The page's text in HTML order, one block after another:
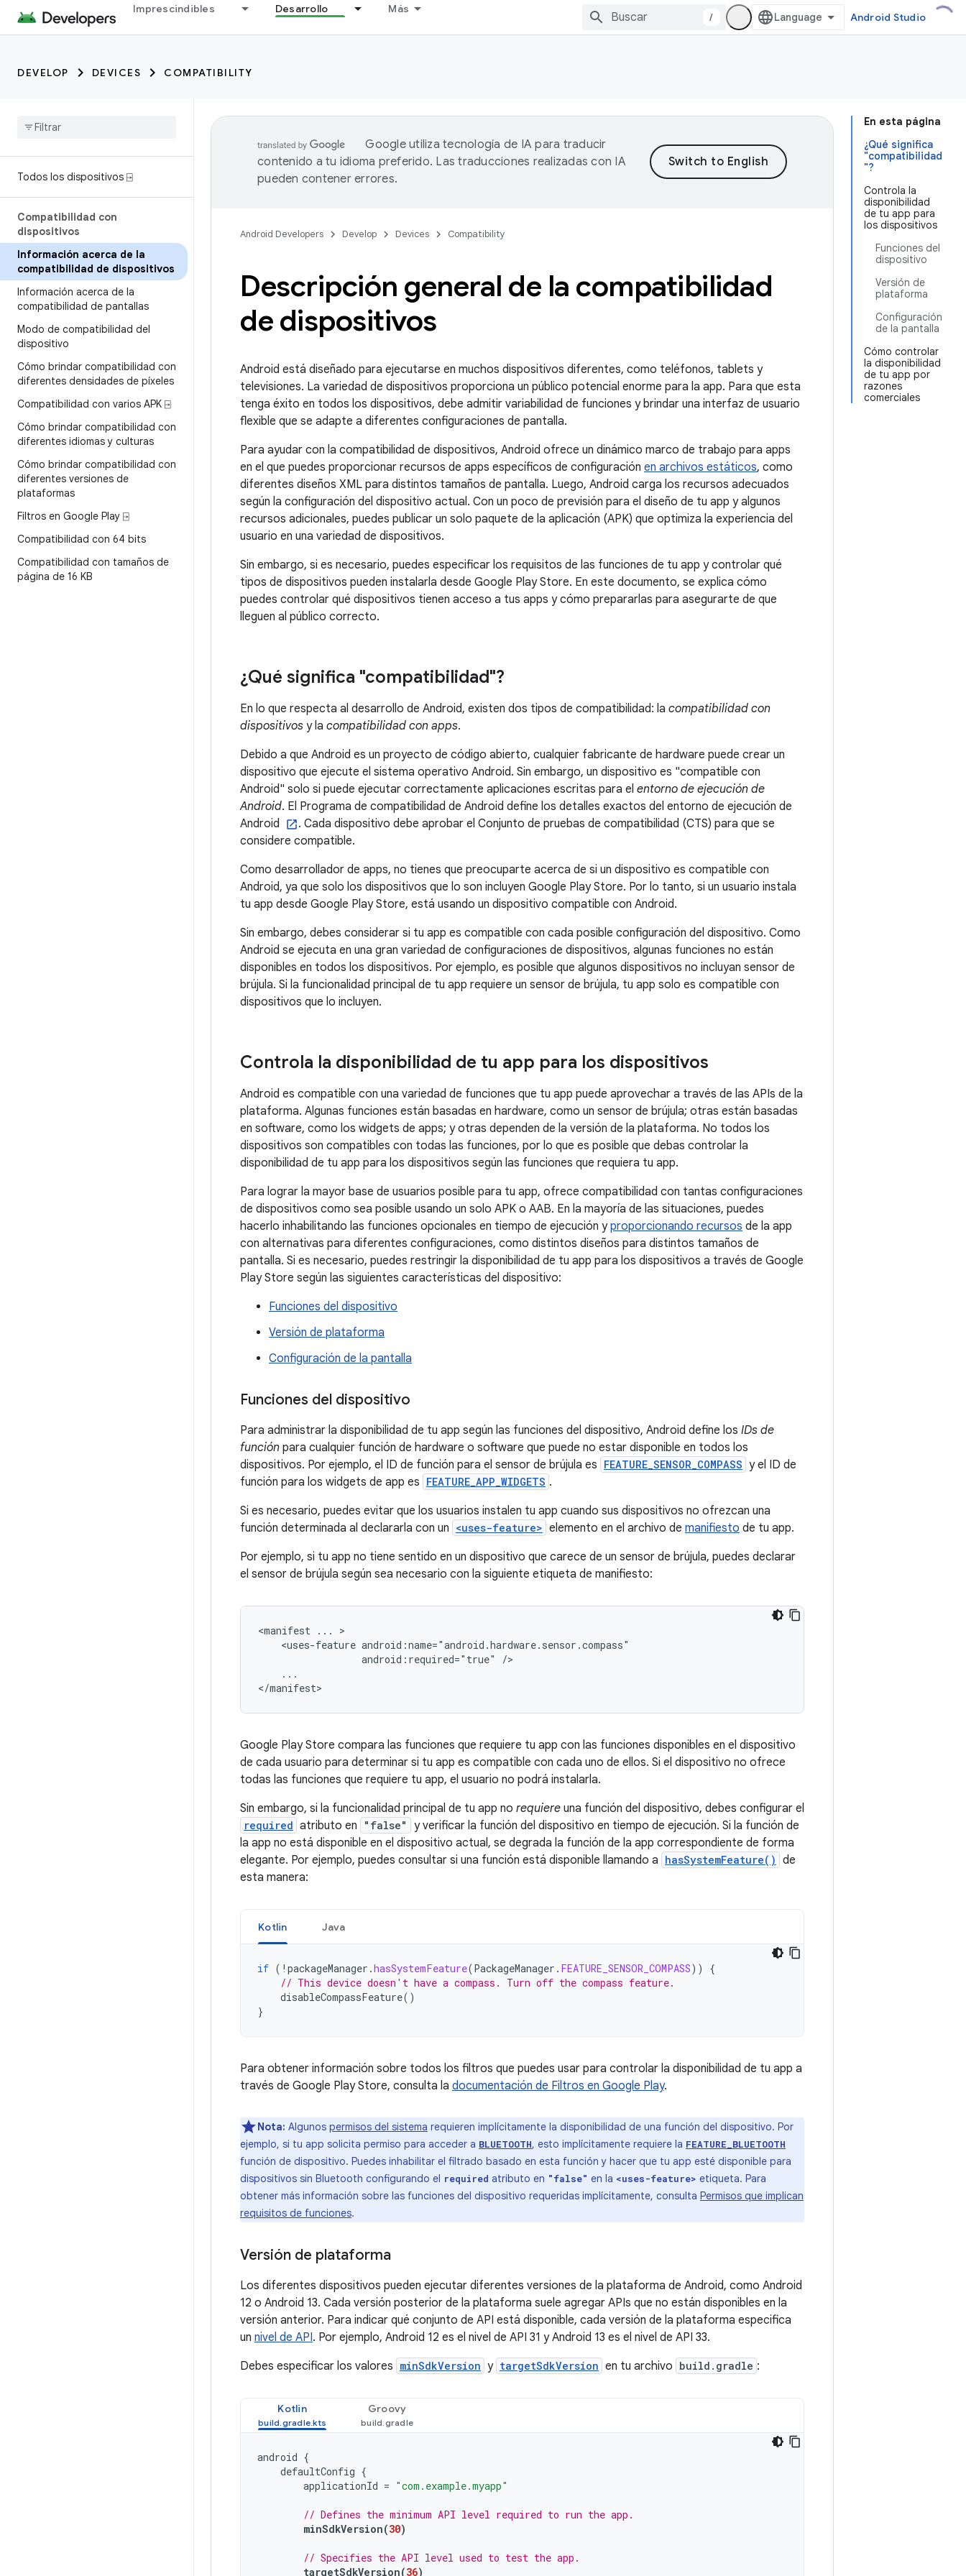
Imprescindibles Desarrollo Más
/ Android Studio
DEVELOP DEVICES COMPATIBILITY
Todos los dispositivos ⍈
Compatibilidad con
dispositivos
Información acerca de la
compatibilidad de dispositivos
Información acerca de la
compatibilidad de pantallas
Modo de compatibilidad del
dispositivo
Cómo brindar compatibilidad con
diferentes densidades de píxeles
Compatibilidad con varios APK ⍈
Cómo brindar compatibilidad con
diferentes idiomas y culturas
Cómo brindar compatibilidad con
diferentes versiones de
plataformas
Filtros en Google Play ⍈
Compatibilidad con 64 bits
Compatibilidad con tamaños de
página de 16 KB
En esta página
¿Qué significa
"compatibilidad
"?
Controla la
disponibilidad
de tu app para
los dispositivos
Funciones del
dispositivo
Versión de
plataforma
Configuración
de la pantalla
Cómo controlar
la disponibilidad
de tu app por
razones
comerciales
Google utiliza tecnología de IA para traducir
contenido a tu idioma preferido. Las traducciones realizadas con IA
pueden contener errores.
Android Developers Develop Devices Compatibility
Descripción general de la compatibilidad
de dispositivos
Android está diseñado para ejecutarse en muchos dispositivos diferentes, como teléfonos, tablets y
televisiones. La variedad de dispositivos proporciona un público potencial enorme para la app. Para que esta
tenga éxito en todos los dispositivos, debe admitir variabilidad de funciones y brindar una interfaz de usuario
flexible que se adapte a diferentes configuraciones de pantalla.
Para ayudar con la compatibilidad de dispositivos, Android ofrece un dinámico marco de trabajo para apps
en el que puedes proporcionar recursos de apps específicos de configuración en archivos estáticos, como
diferentes diseños XML para distintos tamaños de pantalla. Luego, Android carga los recursos adecuados
según la configuración del dispositivo actual. Con un poco de previsión para el diseño de tu app y algunos
recursos adicionales, puedes publicar un solo paquete de la aplicación (APK) que optimiza la experiencia del
usuario en una variedad de dispositivos.
Sin embargo, si es necesario, puedes especificar los requisitos de las funciones de tu app y controlar qué
tipos de dispositivos pueden instalarla desde Google Play Store. En este documento, se explica cómo
puedes controlar qué dispositivos tienen acceso a tus apps y cómo prepararlas para asegurarte de que
lleguen al público correcto.
¿Qué significa "compatibilidad"?
En lo que respecta al desarrollo de Android, existen dos tipos de compatibilidad: la compatibilidad con
dispositivos y la compatibilidad con apps.
Debido a que Android es un proyecto de código abierto, cualquier fabricante de hardware puede crear un
dispositivo que ejecute el sistema operativo Android. Sin embargo, un dispositivo es "compatible con
Android" solo si puede ejecutar correctamente aplicaciones escritas para el entorno de ejecución de
Android. El Programa de compatibilidad de Android define los detalles exactos del entorno de ejecución de
Android
. Cada dispositivo debe aprobar el Conjunto de pruebas de compatibilidad (CTS) para que se
considere compatible.
Como desarrollador de apps, no tienes que preocuparte acerca de si un dispositivo es compatible con
Android, ya que solo los dispositivos que lo son incluyen Google Play Store. Por lo tanto, si un usuario instala
tu app desde Google Play Store, está usando un dispositivo compatible con Android.
Sin embargo, debes considerar si tu app es compatible con cada posible configuración del dispositivo. Como
Android se ejecuta en una gran variedad de configuraciones de dispositivos, algunas funciones no están
disponibles en todos los dispositivos. Por ejemplo, es posible que algunos dispositivos no incluyan sensor de
brújula. Si la funcionalidad principal de tu app requiere un sensor de brújula, tu app solo es compatible con
dispositivos que lo incluyen.
Controla la disponibilidad de tu app para los dispositivos
Android es compatible con una variedad de funciones que tu app puede aprovechar a través de las APIs de la
plataforma. Algunas funciones están basadas en hardware, como un sensor de brújula; otras están basadas
en software, como los widgets de apps; y otras dependen de la versión de la plataforma. No todos los
dispositivos son compatibles con todas las funciones, por lo que es posible que debas controlar la
disponibilidad de tu app para los dispositivos según las funciones que requiera tu app.
Para lograr la mayor base de usuarios posible para tu app, ofrece compatibilidad con tantas configuraciones
de dispositivos como sea posible usando un solo APK o AAB. En la mayoría de las situaciones, puedes
hacerlo inhabilitando las funciones opcionales en tiempo de ejecución yproporcionando recursos de la app
con alternativas para diferentes configuraciones, como distintos diseños para distintos tamaños de
pantalla. Si es necesario, puedes restringir la disponibilidad de tu app para los dispositivos a través de Google
Play Store según las siguientes características del dispositivo:
Funciones del dispositivo
Versión de plataforma
Configuración de la pantalla
Funciones del dispositivo
Para administrar la disponibilidad de tu app según las funciones del dispositivo, Android define los IDs de
función para cualquier función de hardware o software que puede no estar disponible en todos los
dispositivos. Por ejemplo, el ID de función para el sensor de brújula es FEATURE_SENSOR_COMPASS y el ID de
función para los widgets de app es FEATURE_APP_WIDGETS .
Si es necesario, puedes evitar que los usuarios instalen tu app cuando sus dispositivos no ofrezcan una
función determinada al declararla con un <uses-feature> elemento en el archivo de manifiesto de tu app.
Por ejemplo, si tu app no tiene sentido en un dispositivo que carece de un sensor de brújula, puedes declarar
el sensor de brújula según sea necesario con la siguiente etiqueta de manifiesto:
<manifest ...
<uses-feature
android:required="true"
...
</manifest>
Google Play Store compara las funciones que requiere tu app con las funciones disponibles en el dispositivo
de cada usuario para determinar si tu app es compatible con cada uno de ellos. Si el dispositivo no ofrece
todas las funciones que requiere tu app, el usuario no podrá instalarla.
Sin embargo, si la funcionalidad principal de tu app no requiere una función del dispositivo, debes configurar el
required atributo en "false"
y verificar la función del dispositivo en tiempo de ejecución. Si la función de
la app no está disponible en el dispositivo actual, se degrada la función de la app correspondiente de forma
elegante. Por ejemplo, puedes consultar si una función está disponible llamando a hasSystemFeature() de
esta manera:
Kotlin Java
if ( ! packageManager .hasSystemFeature(PackageManager . FEATURE_SENSOR_COMPASS))
{
// This device doesn't have a compass. Turn off the compass feature.
disableCompassFeature()
}
Para obtener información sobre todos los filtros que puedes usar para controlar la disponibilidad de tu app a
través de Google Play Store, consulta la documentación de Filtros en Google Play.
Nota: Algunos permisos del sistema requieren implícitamente la disponibilidad de una función del dispositivo. Por
ejemplo, si tu app solicita permiso para acceder a BLUETOOTH, esto implícitamente requiere la FEATURE_BLUETOOTH
función de dispositivo. Puedes inhabilitar el filtrado basado en esta función y hacer que tu app esté disponible para
dispositivos sin Bluetooth configurando el required atributo en "false" en la <uses-feature> etiqueta. Para
obtener más información sobre las funciones del dispositivo requeridas implícitamente, consulta Permisos que implican
requisitos de funciones.
Versión de plataforma
Los diferentes dispositivos pueden ejecutar diferentes versiones de la plataforma de Android, como Android
12 o Android 13. Cada versión posterior de la plataforma suele agregar APIs que no están disponibles en la
versión anterior. Para indicar qué conjunto de API está disponible, cada versión de la plataforma especifica
un nivel de API. Por ejemplo, Android 12 es el nivel de API 31 y Android 13 es el nivel de API 33.
Debes especificar los valores minSdkVersion y targetSdkVersion en tu archivo build.gradle :
Kotlin Groovy
android {
defaultConfig {
applicationId = "com.example.myapp"
// Defines the minimum API level required to run the app.
minSdkVersion(30)
// Specifies the API level used to test the app.
targetSdkVersion(36)